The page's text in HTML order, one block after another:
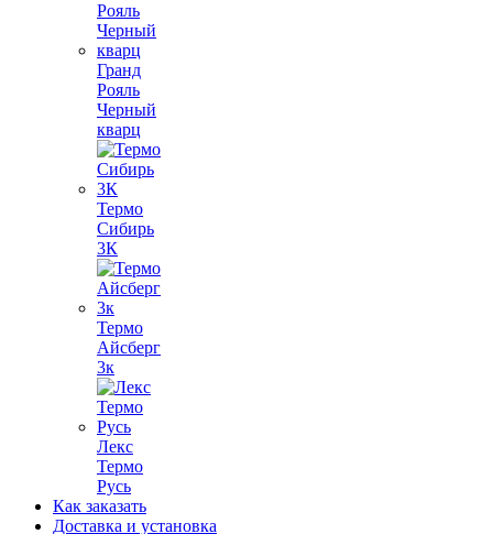
Гранд
Рояль
Черный
кварц
Термо
Сибирь
3К
Термо
Айсберг
3к
Лекс
Термо
Русь
Как заказать
Доставка и установка